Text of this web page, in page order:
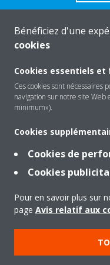
Solutions
Contact
Outils
Mentions
Bénéficiez d'une
cookies
Cookies essentiels et
Ces cookies sont
navigation sur notre site Web
minimum»).
Cookies
Cookies de
Cookies
Pour en savoir plus sur
page Avis relatif aux